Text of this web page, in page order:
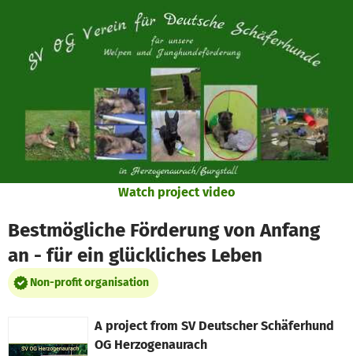
Watch project video
Bestmögliche Förderung von Anfang
an - für ein glückliches Leben
Non-profit organisation
A project from SV Deutscher Schäferhund
OG Herzogenaurach